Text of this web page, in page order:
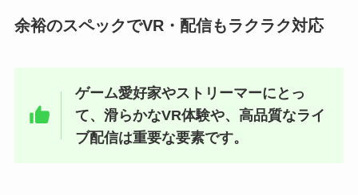
余裕のスペックでVR・配信もラクラク対応
ゲーム愛好家やストリーマーにとっ
て、滑らかなVR体験や、高品質なライ
ブ配信は重要な要素です。